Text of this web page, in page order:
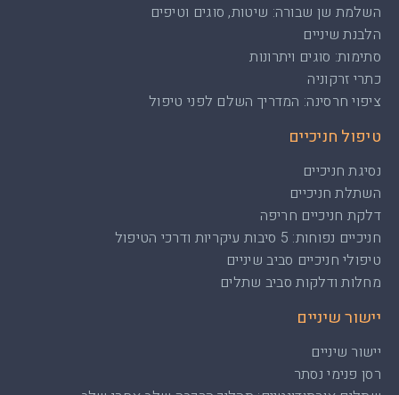
יישור שיניים
יישור שיניים
רסן פנימי נסתר
טיפול חניכיים
נסיגת חניכיים
השתלת חניכיים
דלקת חניכיים חריפה
חניכיים נפוחות: 5 סיבות עיקריות ודרכי הטיפול
טיפולי חניכיים סביב שיניים
מחלות ודלקות סביב שתלים
השלמת שן שבורה: שיטות, סוגים וטיפים
הלבנת שיניים
סתימות: סוגים ויתרונות
כתרי זרקוניה
ציפוי חרסינה: המדריך השלם לפני טיפול